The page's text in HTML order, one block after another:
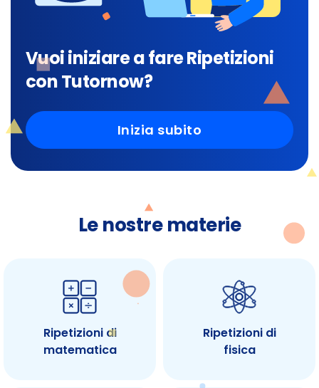
Vuoi iniziare a fare Ripetizioni
con Tutornow?
Inizia subito
Le nostre materie
Ripetizioni di
matematica
Ripetizioni di
fisica